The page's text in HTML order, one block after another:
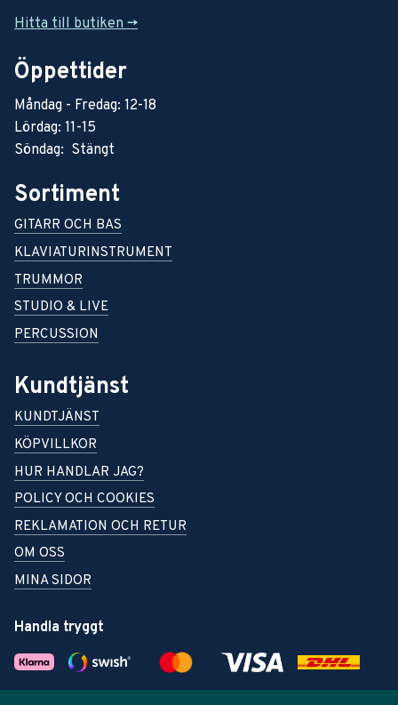
Hitta till butiken ->
Öppettider
Måndag - Fredag: 12-18
Lördag: 11-15
Söndag: Stängt
Sortiment
GITARR OCH BAS
KLAVIATURINSTRUMENT
TRUMMOR
STUDIO & LIVE
PERCUSSION
Kundtjänst
KUNDTJÄNST
KÖPVILLKOR
HUR HANDLAR JAG?
POLICY OCH COOKIES
REKLAMATION OCH RETUR
OM OSS
MINA SIDOR
Handla tryggt